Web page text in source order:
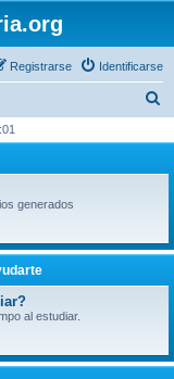
Identificarse
Registrarse
c
generados
al estudiar.